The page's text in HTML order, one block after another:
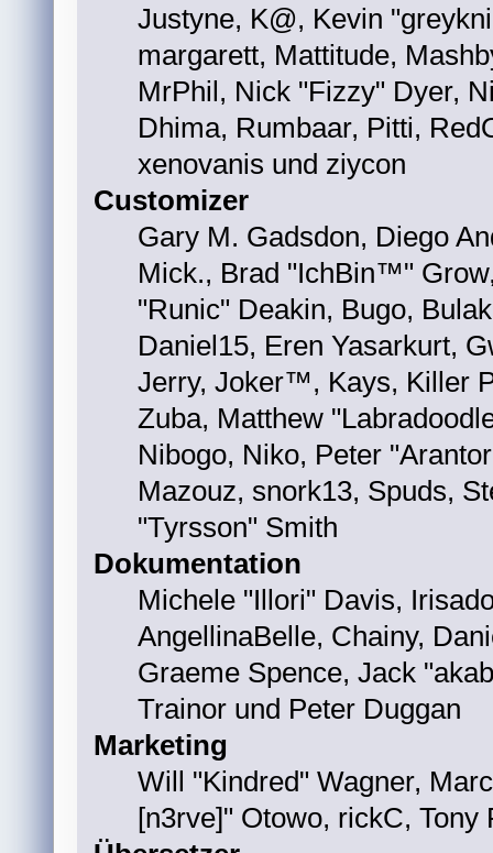
Justyne, K@, Kevin
margarett, Mattitude,
MrPhil, Nick "Fizzy" Dyer,
Dhima, Rumbaar, Pitti,
xenovanis und ziycon
Customizer
Gary M. Gadsdon, Diego
Mick., Brad "IchBin™"
"Runic" Deakin, Bugo,
Daniel15, Eren Yasarkurt,
Jerry, Joker™, Kays, Killer
Zuba, Matthew
Nibogo, Niko, Peter
Mazouz, snork13, Spuds,
"Tyrsson" Smith
Dokumentation
Michele "Illori" Davis,
AngellinaBelle, Chainy,
Graeme Spence, Jack
Trainor und Peter Duggan
Marketing
Will "Kindred" Wagner,
[n3rve]" Otowo, rickC, Tony